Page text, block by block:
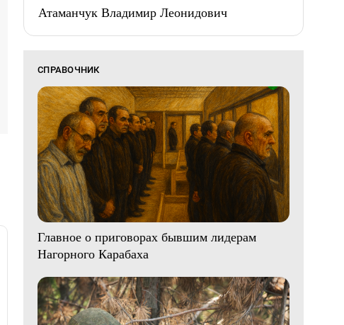
Атаманчук Владимир Леонидович
СПРАВОЧНИК
Главное о приговорах бывшим лидерам
Нагорного Карабаха